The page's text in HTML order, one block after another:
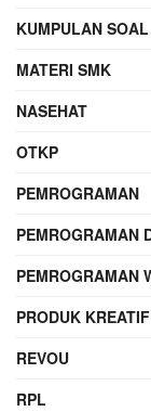
KUMPULAN SOAL
MATERI SMK
NASEHAT
OTKP
PEMROGRAMAN
PEMROGRAMAN
PEMROGRAMAN
PRODUK
REVOU
RPL